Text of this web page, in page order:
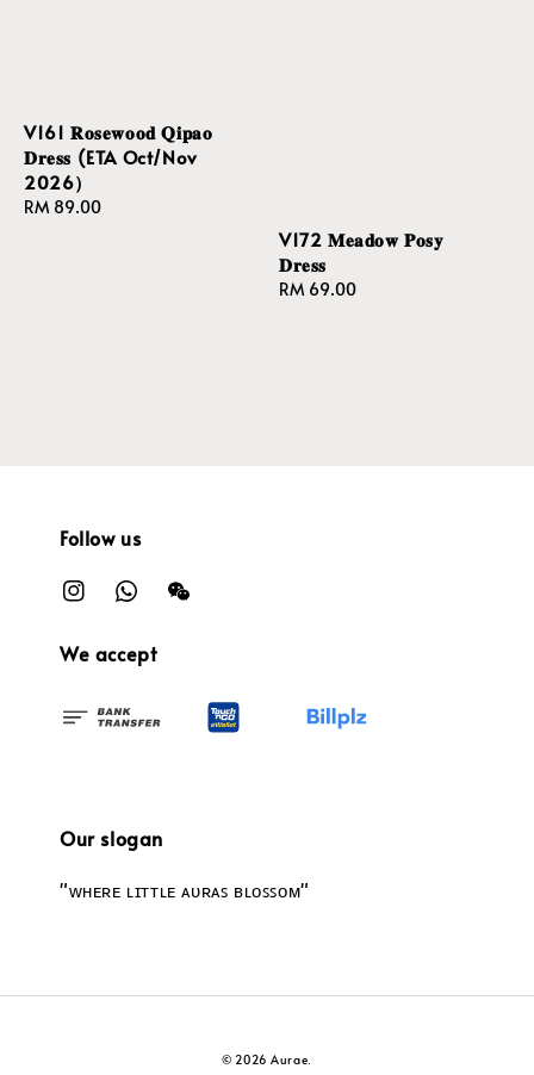
V161 𝐑𝐨𝐬𝐞𝐰𝐨𝐨𝐝 𝐐𝐢𝐩𝐚𝐨
𝐃𝐫𝐞𝐬𝐬 (ETA Oct/Nov
2026）
Regular
RM 89.00
V172 𝐌𝐞𝐚𝐝𝐨𝐰 𝐏𝐨𝐬𝐲
𝐃𝐫𝐞𝐬𝐬
Regular
RM 69.00
Follow us
We accept
Our slogan
"ᴡʜᴇʀᴇ ʟɪᴛᴛʟᴇ ᴀᴜʀᴀꜱ ʙʟᴏꜱꜱᴏᴍ"
© 2026 Aurae.